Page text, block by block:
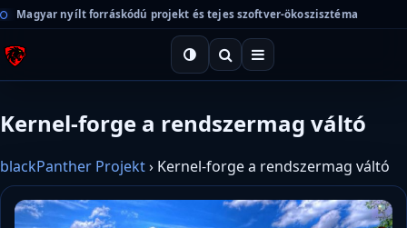
Magyar nyílt forráskódú projekt és tejes szoftver-ökoszisztéma
Kernel-forge a rendszermag váltó
blackPanther Projekt› Kernel-forge a rendszermag váltó